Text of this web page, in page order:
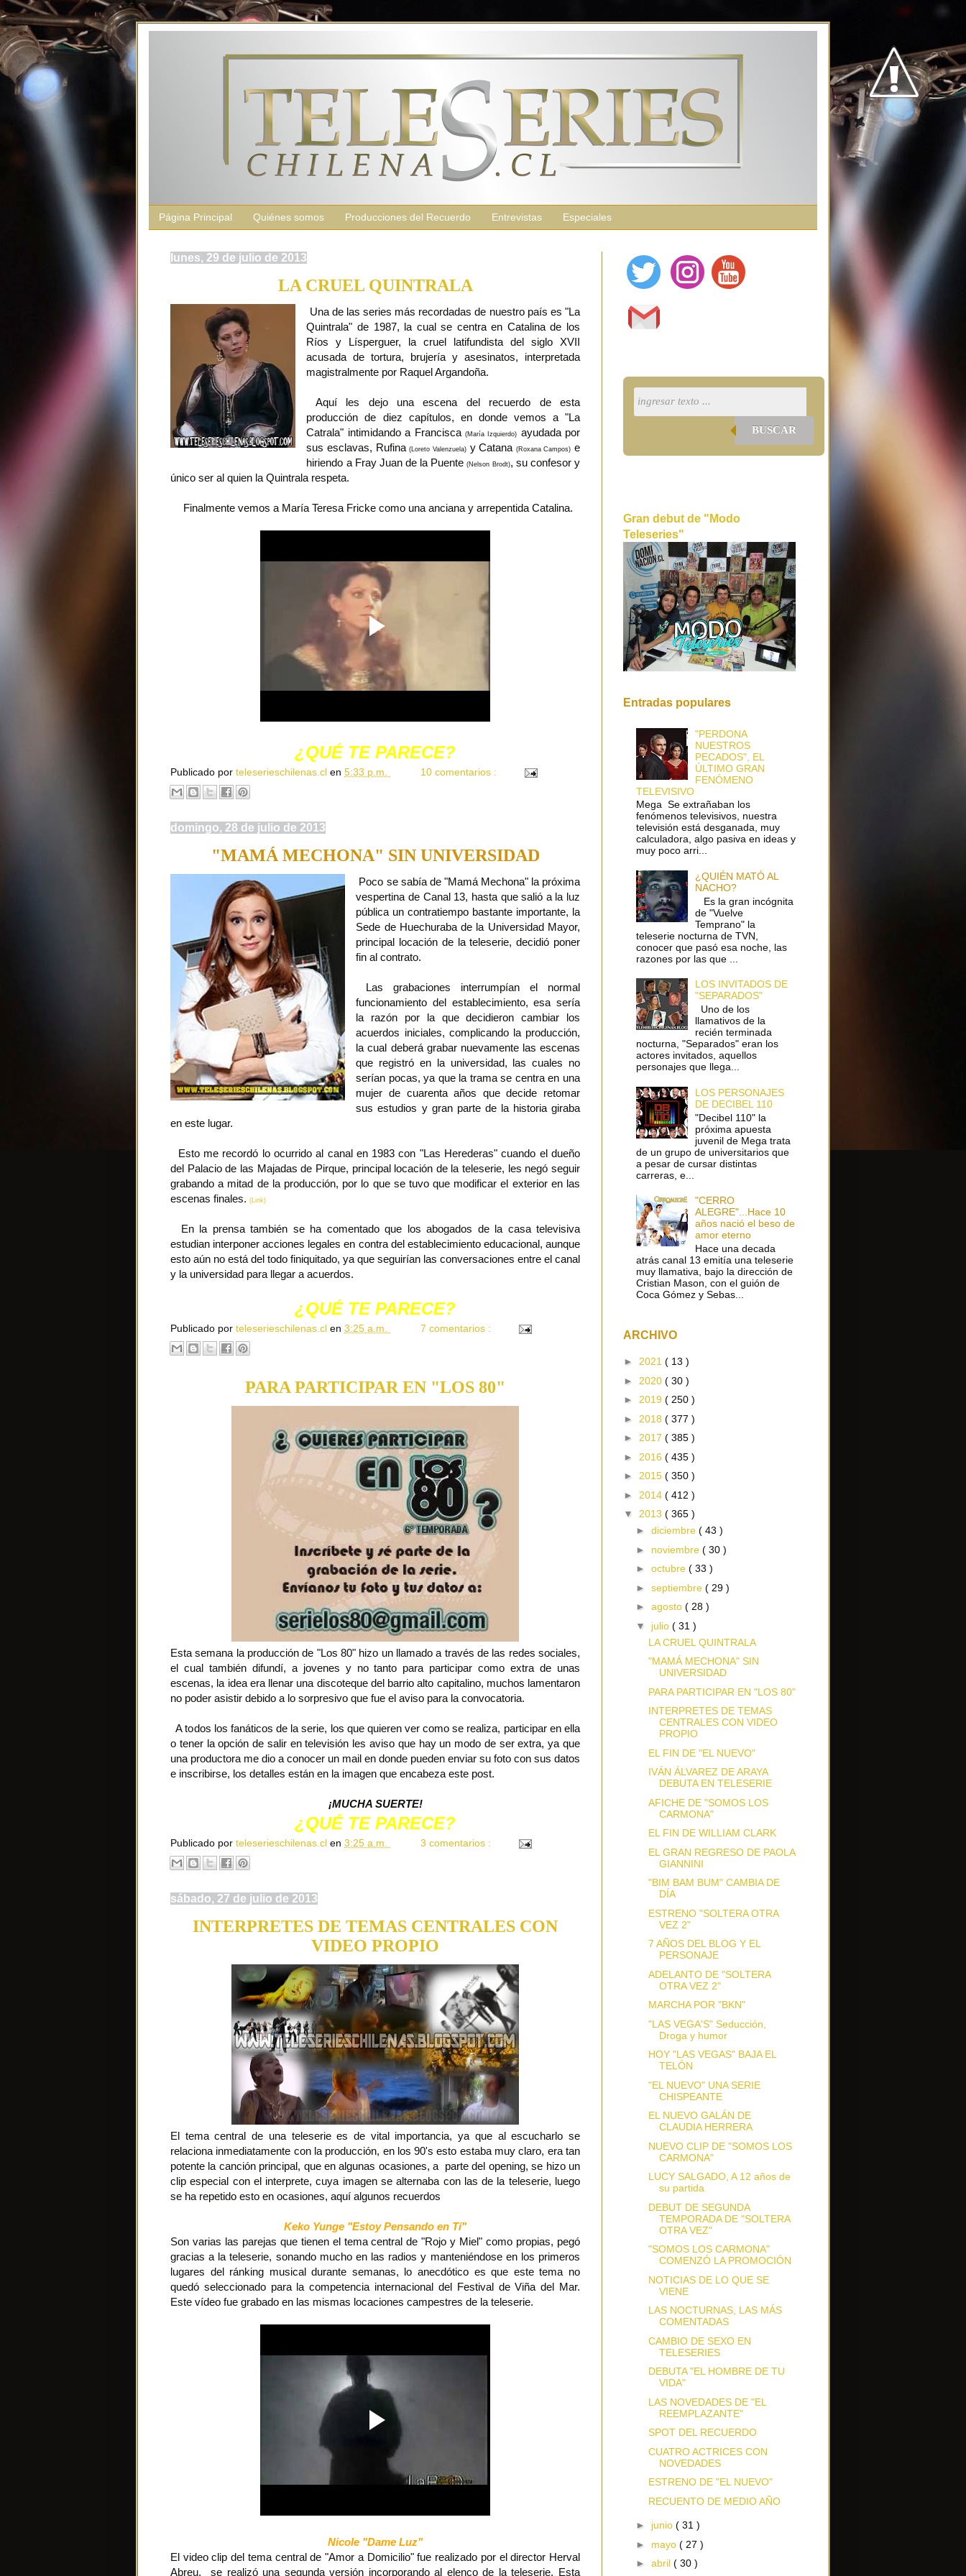
Página Principal Quiénes somos Producciones del Recuerdo Entrevistas Especiales
lunes, 29 de julio de 2013
LA CRUEL QUINTRALA
Una de las series más recordadas de nuestro país es "La
Quintrala" de 1987, la cual se centra en Catalina de los
Ríos y Lísperguer, la cruel latifundista del siglo XVII
acusada de tortura, brujería y asesinatos, interpretada
magistralmente por Raquel Argandoña.
Aquí les dejo una escena del recuerdo de esta
producción de diez capítulos, en donde vemos a "La
Catrala" intimidando a Francisca (María Izquierdo) ayudada por
sus esclavas, Rufina(Loreto Valenzuela)y Catana (Roxana Campos) e
hiriendo a Fray Juan de la Puente(Nelson Brodt), su confesor y
único ser al quien la Quintrala respeta.
Finalmente vemos a María Teresa Fricke como una anciana y arrepentida Catalina.
¿QUÉ TE PARECE?
Publicado por teleserieschilenas.cl en 5:33 p.m. 10 comentarios :
domingo, 28 de julio de 2013
"MAMÁ MECHONA" SIN UNIVERSIDAD
Poco se sabía de "Mamá Mechona" la próxima
vespertina de Canal 13, hasta que salió a la luz
pública un contratiempo bastante importante, la
Sede de Huechuraba de la Universidad Mayor,
principal locación de la teleserie, decidió poner
fin al contrato.
Las grabaciones interrumpían el normal
funcionamiento del establecimiento, esa sería
la razón por la que decidieron cambiar los
acuerdos iniciales, complicando la producción,
la cual deberá grabar nuevamente las escenas
que registró en la universidad, las cuales no
serían pocas, ya que la trama se centra en una
mujer de cuarenta años que decide retomar
sus estudios y gran parte de la historia giraba
en este lugar.
Esto me recordó lo ocurrido al canal en 1983 con "Las Herederas" cuando el dueño
del Palacio de las Majadas de Pirque, principal locación de la teleserie, les negó seguir
grabando a mitad de la producción, por lo que se tuvo que modificar el exterior en las
escenas finales. (Link)
En la prensa también se ha comentado que los abogados de la casa televisiva
estudian interponer acciones legales en contra del establecimiento educacional, aunque
esto aún no está del todo finiquitado, ya que seguirían las conversaciones entre el canal
y la universidad para llegar a acuerdos.
¿QUÉ TE PARECE?
Publicado por teleserieschilenas.cl en 3:25 a.m. 7 comentarios :
PARA PARTICIPAR EN "LOS 80"
Esta semana la producción de "Los 80" hizo un llamado a través de las redes sociales,
el cual también difundí, a jovenes y no tanto para participar como extra de unas
escenas, la idea era llenar una discoteque del barrio alto capitalino, muchos lamentaron
no poder asistir debido a lo sorpresivo que fue el aviso para la convocatoria.
A todos los fanáticos de la serie, los que quieren ver como se realiza, participar en ella
o tener la opción de salir en televisión les aviso que hay un modo de ser extra, ya que
una productora me dio a conocer un mail en donde pueden enviar su foto con sus datos
e inscribirse, los detalles están en la imagen que encabeza este post.
¡MUCHA SUERTE!
¿QUÉ TE PARECE?
Publicado por teleserieschilenas.cl en 3:25 a.m. 3 comentarios :
sábado, 27 de julio de 2013
INTERPRETES DE TEMAS CENTRALES CON
VIDEO PROPIO
El tema central de una teleserie es de vital importancia, ya que al escucharlo se
relaciona inmediatamente con la producción, en los 90's esto estaba muy claro, era tan
potente la canción principal, que en algunas ocasiones, a parte del opening, se hizo un
clip especial con el interprete, cuya imagen se alternaba con las de la teleserie, luego
se ha repetido esto en ocasiones, aquí algunos recuerdos
Keko Yunge "Estoy Pensando en Tí"
Son varias las parejas que tienen el tema central de "Rojo y Miel" como propias, pegó
gracias a la teleserie, sonando mucho en las radios y manteniéndose en los primeros
lugares del ránking musical durante semanas, lo anecdótico es que este tema no
quedó seleccionado para la competencia internacional del Festival de Viña del Mar.
Este vídeo fue grabado en las mismas locaciones campestres de la teleserie.
Nicole "Dame Luz"
El video clip del tema central de "Amor a Domicilio" fue realizado por el director Herval
Abreu, se realizó una segunda versión incorporando al elenco de la teleserie. Esta
BUSCAR
Gran debut de "Modo
Teleseries"
Entradas populares
"PERDONA
NUESTROS
PECADOS", EL
ÚLTIMO GRAN
FENÓMENO
TELEVISIVO
Mega Se extrañaban los
fenómenos televisivos, nuestra
televisión está desganada, muy
calculadora, algo pasiva en ideas y
muy poco arri...
¿QUIÉN MATÓ AL
NACHO?
Es la gran incógnita
de "Vuelve
Temprano" la
teleserie nocturna de TVN,
conocer que pasó esa noche, las
razones por las que ...
LOS INVITADOS DE
"SEPARADOS"
Uno de los
llamativos de la
recién terminada
nocturna, "Separados" eran los
actores invitados, aquellos
personajes que llega...
LOS PERSONAJES
DE DECIBEL 110
"Decibel 110" la
próxima apuesta
juvenil de Mega trata
de un grupo de universitarios que
a pesar de cursar distintas
carreras, e...
"CERRO
ALEGRE"...Hace 10
años nació el beso de
amor eterno
Hace una decada
atrás canal 13 emitía una teleserie
muy llamativa, bajo la dirección de
Cristian Mason, con el guión de
Coca Gómez y Sebas...
ARCHIVO
► 2021 ( 13 )
► 2020 ( 30 )
► 2019 ( 250 )
► 2018 ( 377 )
► 2017 ( 385 )
► 2016 ( 435 )
► 2015 ( 350 )
► 2014 ( 412 )
▼ 2013 ( 365 )
► diciembre ( 43 )
► noviembre ( 30 )
► octubre ( 33 )
► septiembre ( 29 )
► agosto ( 28 )
▼ julio ( 31 )
LA CRUEL QUINTRALA
"MAMÁ MECHONA" SIN
UNIVERSIDAD
PARA PARTICIPAR EN "LOS 80"
INTERPRETES DE TEMAS
CENTRALES CON VIDEO
PROPIO
EL FIN DE "EL NUEVO"
IVÁN ÁLVAREZ DE ARAYA
DEBUTA EN TELESERIE
AFICHE DE "SOMOS LOS
CARMONA"
EL FIN DE WILLIAM CLARK
EL GRAN REGRESO DE PAOLA
GIANNINI
"BIM BAM BUM" CAMBIA DE
DÍA
ESTRENO "SOLTERA OTRA
VEZ 2"
7 AÑOS DEL BLOG Y EL
PERSONAJE
ADELANTO DE "SOLTERA
OTRA VEZ 2"
MARCHA POR "BKN"
"LAS VEGA'S" Seducción,
Droga y humor
HOY "LAS VEGAS" BAJA EL
TELÓN
"EL NUEVO" UNA SERIE
CHISPEANTE
EL NUEVO GALÁN DE
CLAUDIA HERRERA
NUEVO CLIP DE "SOMOS LOS
CARMONA"
LUCY SALGADO, A 12 años de
su partida
DEBUT DE SEGUNDA
TEMPORADA DE "SOLTERA
OTRA VEZ"
"SOMOS LOS CARMONA"
COMENZÓ LA PROMOCIÓN
NOTICIAS DE LO QUE SE
VIENE
LAS NOCTURNAS, LAS MÁS
COMENTADAS
CAMBIO DE SEXO EN
TELESERIES
DEBUTA "EL HOMBRE DE TU
VIDA"
LAS NOVEDADES DE "EL
REEMPLAZANTE"
SPOT DEL RECUERDO
CUATRO ACTRICES CON
NOVEDADES
ESTRENO DE "EL NUEVO"
RECUENTO DE MEDIO AÑO
► junio ( 31 )
► mayo ( 27 )
► abril ( 30 )